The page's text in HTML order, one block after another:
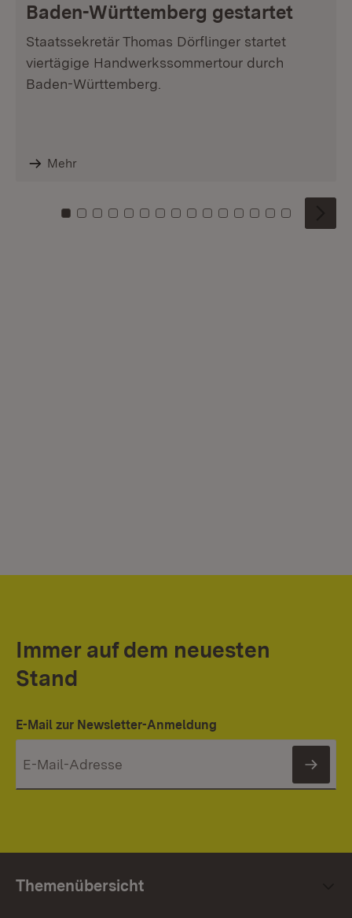
Baden-Württemberg gestartet
Staatssekretär Thomas Dörflinger startet
viertägige Handwerkssommertour durch
Baden-Württemberg.
Mehr
Zu Kachel: 0
Zu Kachel: 1
Zu Kachel: 2
Zu Kachel: 3
Zu Kachel: 4
Zu Kachel: 5
Zu Kachel: 6
Zu Kachel: 7
Zu Kachel: 8
Zu Kachel: 9
Zu Kachel: 10
Zu Kachel: 11
Zu Kachel: 12
Zu Kachel:
Zu
Immer auf dem neuesten
Stand
E-Mail zur Newsletter-Anmeldung
Themenübersicht